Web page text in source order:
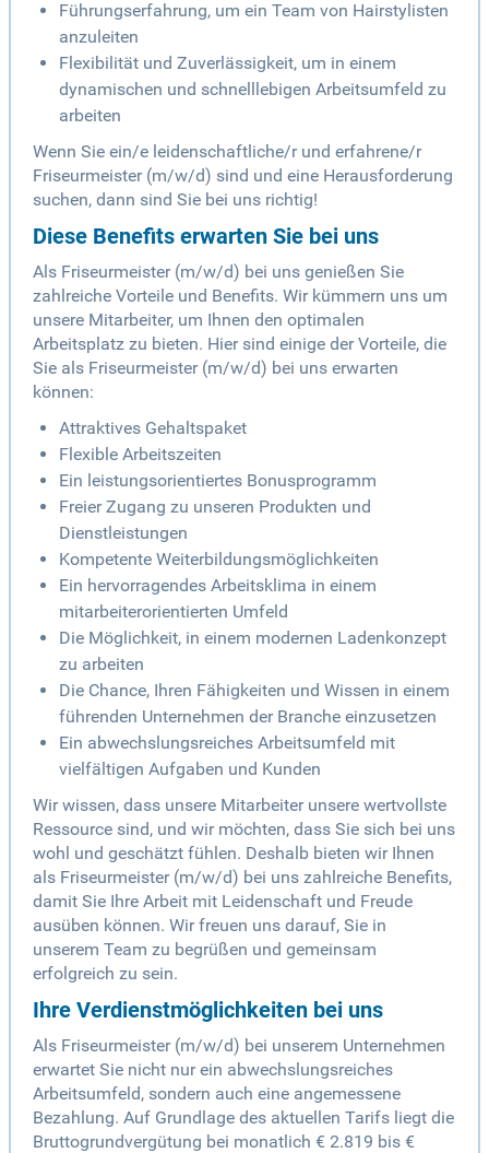
Führungserfahrung, um ein Team von Hairstylisten
anzuleiten
Flexibilität und Zuverlässigkeit, um in einem
dynamischen und schnelllebigen Arbeitsumfeld zu
arbeiten
Wenn Sie ein/e leidenschaftliche/r und erfahrene/r
Friseurmeister (m/w/d) sind und eine Herausforderung
suchen, dann sind Sie bei uns richtig!
Diese Benefits erwarten Sie bei uns
Als Friseurmeister (m/w/d) bei uns genießen Sie
zahlreiche Vorteile und Benefits. Wir kümmern uns um
unsere Mitarbeiter, um Ihnen den optimalen
Arbeitsplatz zu bieten. Hier sind einige der Vorteile, die
Sie als Friseurmeister (m/w/d) bei uns erwarten
können:
Attraktives Gehaltspaket
Flexible Arbeitszeiten
Ein leistungsorientiertes Bonusprogramm
Freier Zugang zu unseren Produkten und
Dienstleistungen
Kompetente Weiterbildungsmöglichkeiten
Ein hervorragendes Arbeitsklima in einem
mitarbeiterorientierten Umfeld
Die Möglichkeit, in einem modernen Ladenkonzept
zu arbeiten
Die Chance, Ihren Fähigkeiten und Wissen in einem
führenden Unternehmen der Branche einzusetzen
Ein abwechslungsreiches Arbeitsumfeld mit
vielfältigen Aufgaben und Kunden
Wir wissen, dass unsere Mitarbeiter unsere wertvollste
Ressource sind, und wir möchten, dass Sie sich bei uns
wohl und geschätzt fühlen. Deshalb bieten wir Ihnen
als Friseurmeister (m/w/d) bei uns zahlreiche Benefits,
damit Sie Ihre Arbeit mit Leidenschaft und Freude
ausüben können. Wir freuen uns darauf, Sie in
unserem Team zu begrüßen und gemeinsam
erfolgreich zu sein.
Ihre Verdienstmöglichkeiten bei uns
Als Friseurmeister (m/w/d) bei unserem Unternehmen
erwartet Sie nicht nur ein abwechslungsreiches
Arbeitsumfeld, sondern auch eine angemessene
Bezahlung. Auf Grundlage des aktuellen Tarifs liegt die
Bruttogrundvergütung bei monatlich € 2.819 bis €